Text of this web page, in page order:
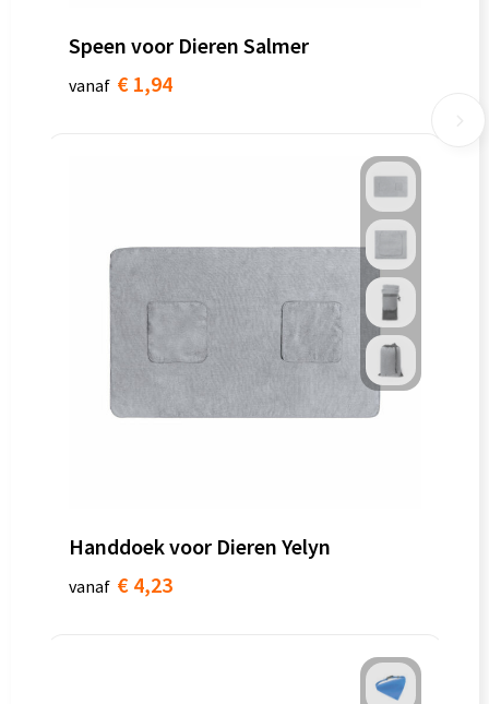
Speen voor Dieren Salmer
vanaf € 1,94
Handdoek voor Dieren Yelyn
vanaf € 4,23